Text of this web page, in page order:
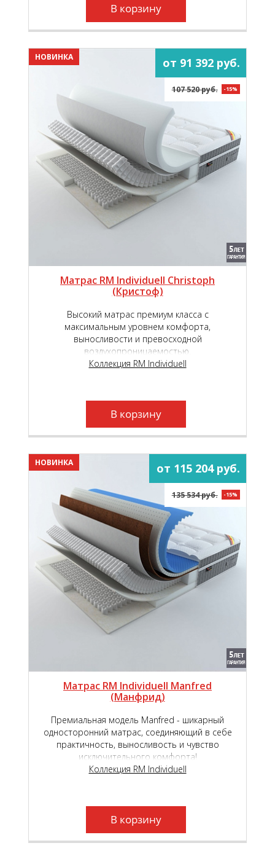
В корзину
НОВИНКА от 91 392 руб.
107 520 руб. -15%
Матрас RM Individuell Christoph
(Кристоф)
Высокий матрас премиум класса с
максимальным уровнем комфорта,
выносливости и превосходной
воздухопроницаемостью.
Коллекция RM Individuell
В корзину
НОВИНКА от 115 204 руб.
135 534 руб. -15%
Матрас RM Individuell Manfred
(Манфрид)
Премиальная модель Manfred - шикарный
односторонний матрас, соединяющий в себе
практичность, выносливость и чувство
исключительного комфорта!
Коллекция RM Individuell
В корзину